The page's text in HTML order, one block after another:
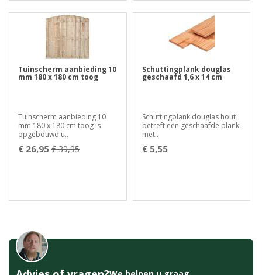
Tuinscherm aanbieding 10
mm 180 x 180 cm toog
Tuinscherm aanbieding 10
mm 180 x 180 cm toog is
opgebouwd u..
€ 26,95 € 39,95
Schuttingplank douglas
geschaafd 1,6 x 14 cm
Schuttingplank douglas hout
betreft een geschaafde plank
met..
€ 5,55